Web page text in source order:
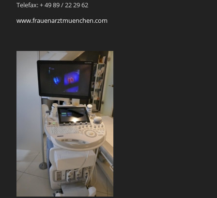
Telefax: + 49 89 / 22 29 62
www.frauenarztmuenchen.com